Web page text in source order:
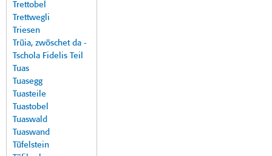
Trettobel
Trettwegli
Triesen
Trüia, zwöschet da -
Tschola Fidelis Teil
Tuas
Tuasegg
Tuasteile
Tuastobel
Tuaswald
Tuaswand
Tüfelstein